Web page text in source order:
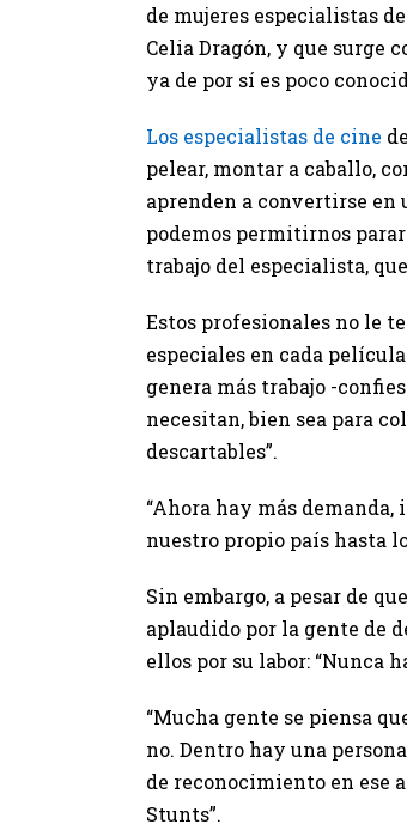
de mujeres especialistas
Celia Dragón, y que surge
ya de por sí es poco
Los especialistas de cine
pelear, montar a caballo,
aprenden a convertirse en
podemos permitirnos
trabajo del especialista,
Estos profesionales no le
especiales en cada
genera más trabajo -
necesitan, bien sea para
descartables”.
“Ahora hay más
nuestro propio país hasta
Sin embargo, a pesar de
aplaudido por la gente de
ellos por su labor: “Nunca
“Mucha gente se piensa
no. Dentro hay una
de reconocimiento en ese
Stunts”.